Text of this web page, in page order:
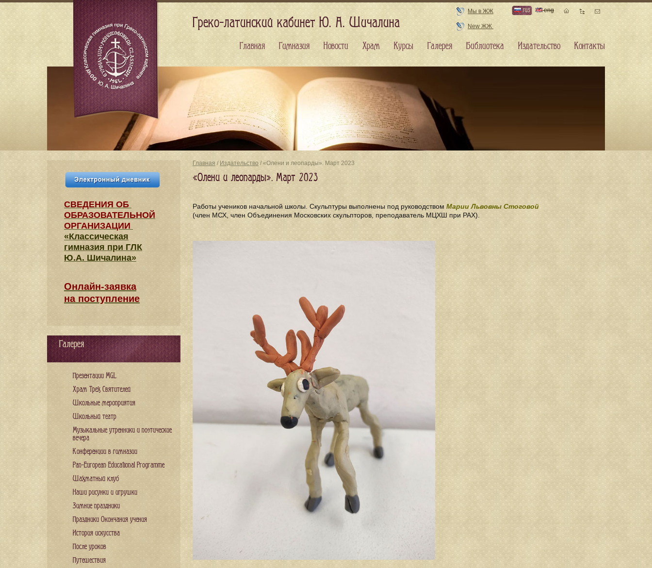
Главная / Издательство / «Олени и леопарды». Март 2023
«Олени и леопарды». Март 2023
Работы учеников начальной школы. Скульптуры выполнены под руководством Марии Львовны Стоговой
(член МСХ, член Объединения Московских скульпторов, преподаватель МЦХШ при РАХ).
СВЕДЕНИЯ​ ОБ
ОБРАЗОВАТЕЛЬНОЙ
ОРГАНИЗАЦИИ
«Классическая
гимназия при ГЛК
Ю.А. Шичалина»
Онлайн-заявка
на поступление
Галерея
Презентации MGL
Храм Трех Святителей
Школьные мероприятия
Школьный театр
Музыкальные утренники и поэтические
вечера
Конференции в гимназии
Pan-European Educational Programme
Шахматный клуб
Наши рисунки и игрушки
Зимние праздники
Праздники Окончания учения
История искусства
После уроков
Путешествия
Греко-латинский кабинет Ю. А. Шичалина
Мы в ЖЖ
New ЖЖ
rus eng
Главная Гимназия Новости Храм Курсы Галерея Библиотека Издательство Контакты